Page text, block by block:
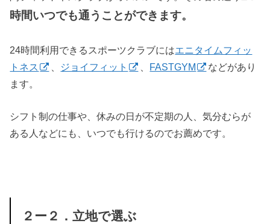
時間いつでも通うことができます。
24時間利用できるスポーツクラブにはエニタイムフィッ
トネス
ジョイフィット FASTGYM
などがあり
ます。
シフト制の仕事や、休みの日が不定期の人、気分むらが
ある人などにも、いつでも行けるのでお薦めです。
２ー２．立地で選ぶ